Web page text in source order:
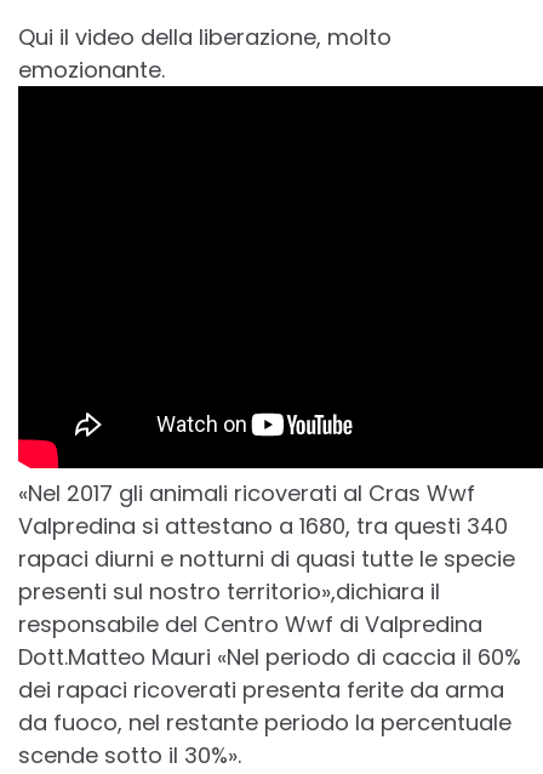
Qui il video della liberazione, molto
emozionante.
«Nel 2017 gli animali ricoverati al Cras Wwf
Valpredina si attestano a 1680, tra questi 340
rapaci diurni e notturni di quasi tutte le specie
presenti sul nostro territorio»,dichiara il
responsabile del Centro Wwf di Valpredina
Dott.Matteo Mauri «Nel periodo di caccia il 60%
dei rapaci ricoverati presenta ferite da arma
da fuoco, nel restante periodo la percentuale
scende sotto il 30%».